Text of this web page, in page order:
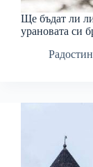
Ще бъдат ли
урановата си